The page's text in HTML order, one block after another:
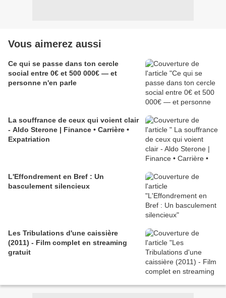
Vous aimerez aussi
Ce qui se passe dans ton cercle
social entre 0€ et 500 000€ — et
personne n'en parle
La souffrance de ceux qui voient clair
- Aldo Sterone | Finance • Carrière •
Expatriation
L'Effondrement en Bref : Un
basculement silencieux
Les Tribulations d'une caissière
(2011) - Film complet en streaming
gratuit